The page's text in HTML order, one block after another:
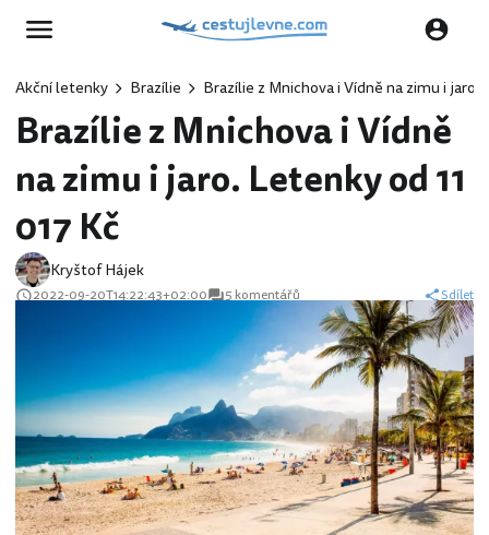
Akční letenky Brazílie Brazílie z Mnichova i Vídně na zimu i jaro.
Brazílie z Mnichova i Vídně
na zimu i jaro. Letenky od 11
017 Kč
Kryštof Hájek
2022-09-20T14:22:43+02:00 5 komentářů Sdílet